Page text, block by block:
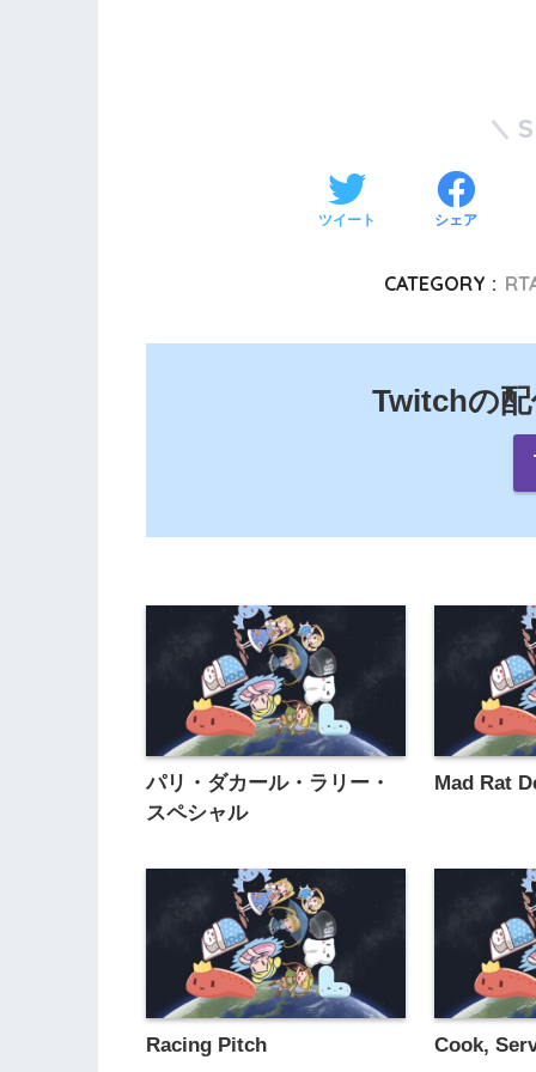
ツイート シェア
CATEGORY :
Twitchの
パリ・ダカール・ラリー・
スペシャル
Mad Rat
Racing Pitch Cook,